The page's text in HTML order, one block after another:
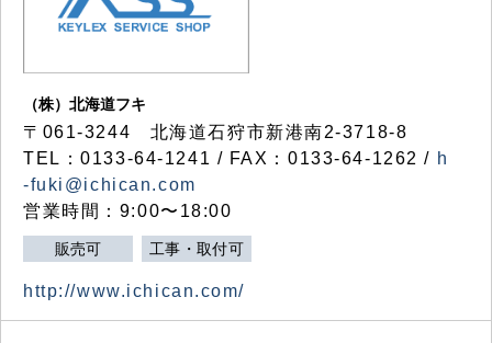
（株）北海道フキ
〒061-3244 北海道石狩市新港南2-3718-8
TEL：0133-64-1241 / FAX：0133-64-1262 / h
-fuki@ichican.com
営業時間：9:00〜18:00
販売可 工事・取付可
http://www.ichican.com/